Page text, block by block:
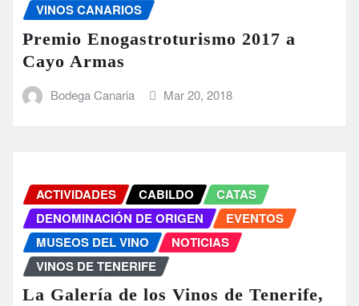
VINOS CANARIOS
Premio Enogastroturismo 2017 a
Cayo Armas
Bodega Canaria Mar 20, 2018
ACTIVIDADES CABILDO
CATAS
DENOMINACIÓN DE ORIGEN
EVENTOS
MUSEOS DEL VINO
NOTICIAS
VINOS DE TENERIFE
La Galería de los Vinos de Tenerife,